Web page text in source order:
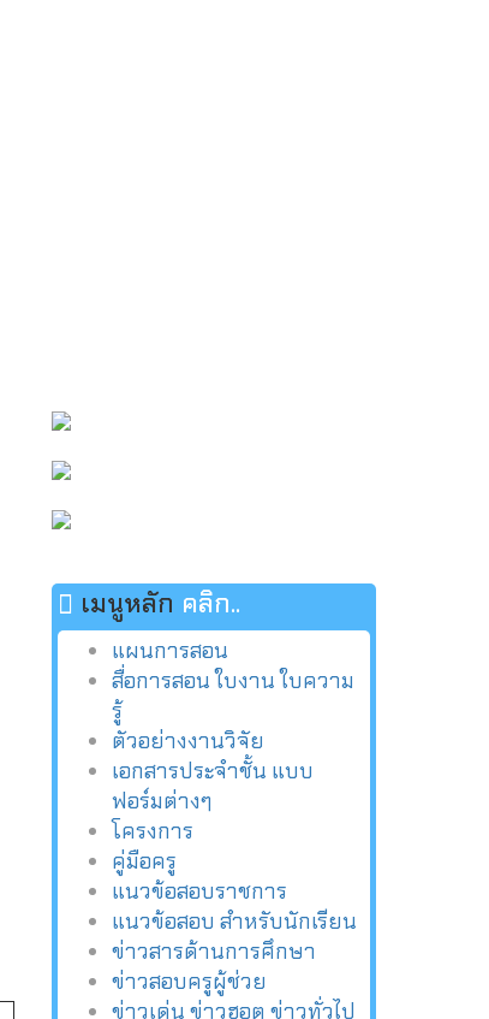
เมนูหลัก คลิก..
แผนการสอน
สื่อการสอน ใบงาน ใบความ
รู้
ตัวอย่างงานวิจัย
เอกสารประจำชั้น แบบ
ฟอร์มต่างๆ
โครงการ
คู่มือครู
แนวข้อสอบราชการ
แนวข้อสอบ สำหรับนักเรียน
ข่าวสารด้านการศึกษา
ข่าวสอบครูผู้ช่วย
ข่าวเด่น ข่าวฮอต ข่าวทั่วไป